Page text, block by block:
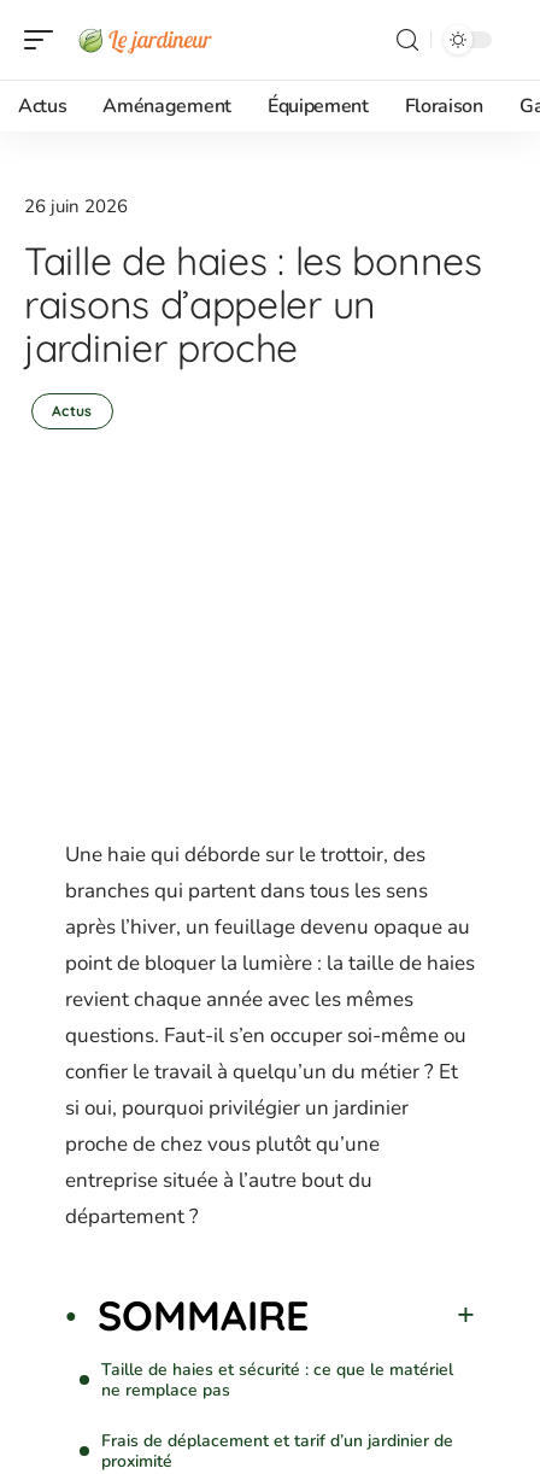
Actus Aménagement Équipement Floraison
26 juin 2026
Taille de haies : les bonnes
raisons d’appeler un
jardinier proche
Actus
Une haie qui déborde sur le trottoir, des
branches qui partent dans tous les sens
après l’hiver, un feuillage devenu opaque au
point de bloquer la lumière : la taille de haies
revient chaque année avec les mêmes
questions. Faut-il s’en occuper soi-même ou
confier le travail à quelqu’un du métier ? Et
si oui, pourquoi privilégier un jardinier
proche de chez vous plutôt qu’une
entreprise située à l’autre bout du
département ?
SOMMAIRE
Taille de haies et sécurité : ce que le matériel
ne remplace pas
Frais de déplacement et tarif d’un jardinier de
proximité